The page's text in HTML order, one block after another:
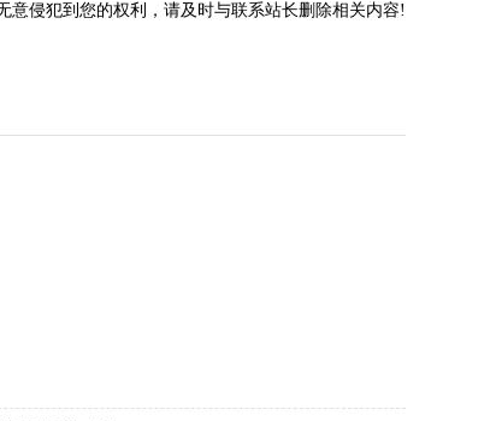
意侵犯到您的权利，请及时与联系站长删除相关内容!